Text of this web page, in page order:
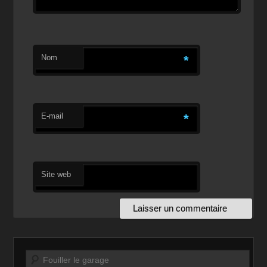
Nom *
E-mail *
Site web
Recherche